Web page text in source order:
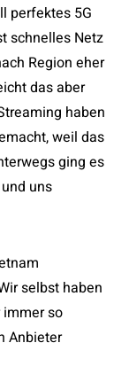
perfektes 5G
schnelles Netz
Region eher
das aber
haben
weil das
ging es
uns
selbst haben
so
Anbieter